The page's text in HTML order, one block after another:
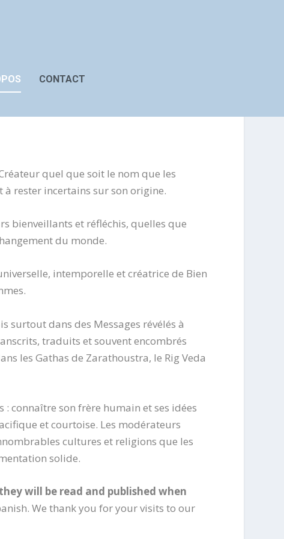
CONTACT
quel que soit le nom que les
à rester incertains sur son origine.
bienveillants et réfléchis, quelles que
du monde.
intemporelle et créatrice de Bien
surtout dans des Messages révélés à
traduits et souvent encombrés
les Gathas de Zarathoustra, le Rig Veda
connaître son frère humain et ses idées
et courtoise. Les modérateurs
cultures et religions que les
solide.
will be read and published when
We thank you for your visits to our